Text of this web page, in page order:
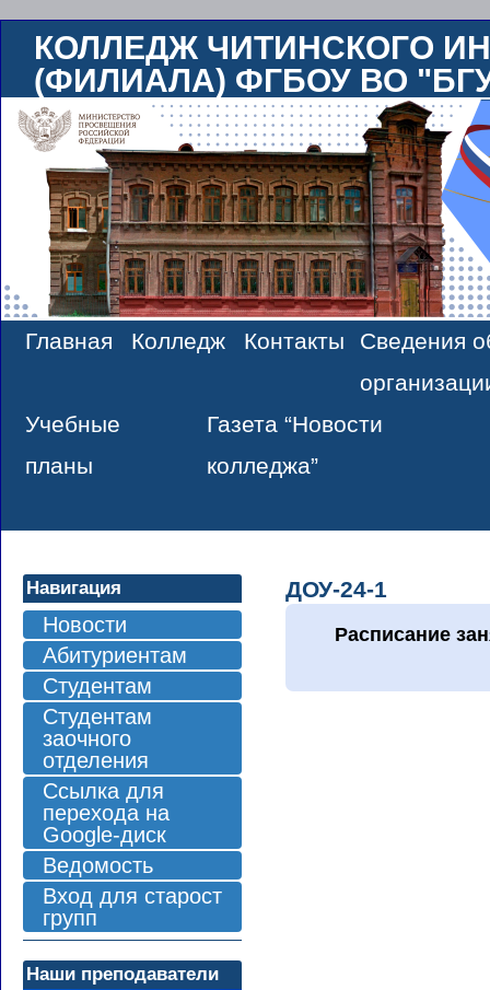
КОЛЛЕДЖ ЧИТИНСКОГО
(ФИЛИАЛА) ФГБОУ ВО
Skip
content
Главная Колледж Контакты
Сведения
Учебные
планы
Газета “Новости
колледжа”
ДОУ-24-1
Расписание
Навигация
Новости
Абитуриентам
Студентам
Студентам
заочного
отделения
Ссылка для
перехода на
Google-диск
Ведомость
Вход для старост
групп
Наши преподаватели